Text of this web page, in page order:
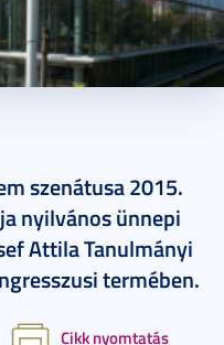
szenátusa 2015.
nyilvános ünnepi
Attila Tanulmányi
termében.
Cikk nyomtatás